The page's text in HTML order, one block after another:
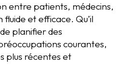
entre patients, médecins,
et efficace. Qu’il
planifier des
courantes,
plus récentes et